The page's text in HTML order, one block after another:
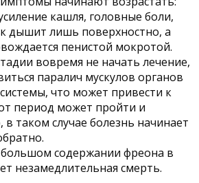
кашля, головные боли,
дышит лишь поверхностно, а
пенистой мокротой.
вовремя не начать лечение,
паралич мускулов органов
что может привести к
период может пройти и
в таком случае болезнь начинает
содержании фреона в
незамедлительная смерть.